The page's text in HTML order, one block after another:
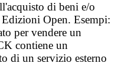
di beni e/o
Open. Esempi:
per vendere un
contiene un
di un servizio esterno